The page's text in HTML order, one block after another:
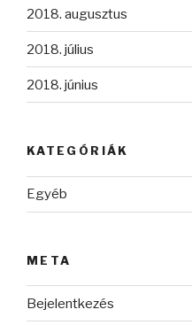
2018. augusztus
2018. július
2018. június
KATEGÓRIÁK
Egyéb
META
Bejelentkezés